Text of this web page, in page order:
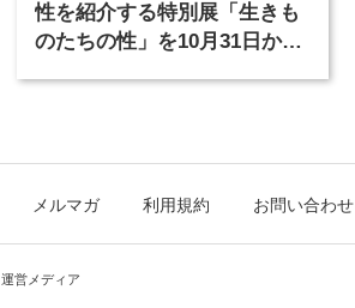
性を紹介する特別展「生きも
のたちの性」を10月31日から
メルマガ 利用規約 お問い合わせ
運営メディア